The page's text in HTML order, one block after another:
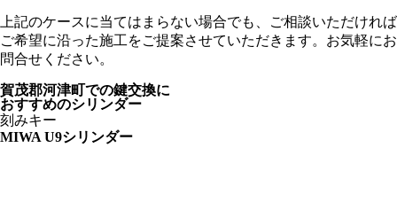
上記のケースに当てはまらない場合でも、ご相談いただければ
ご希望に沿った施工をご提案させていただきます。お気軽にお
問合せください。
賀茂郡河津町での鍵交換に
おすすめのシリンダー
刻みキー
MIWA U9シリンダー